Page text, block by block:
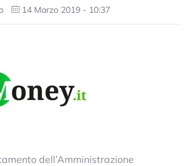
14 Marzo 2019 - 10:37
dell’Amministrazione